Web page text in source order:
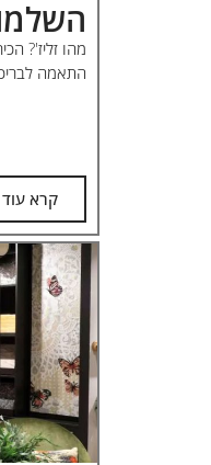
מהו זליז'?
התאמה
קרא